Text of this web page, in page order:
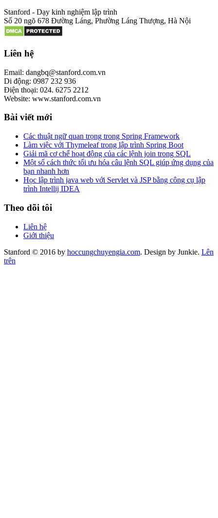
Stanford - Dạy kinh nghiệm lập trình
Số 20 ngõ 678 Đường Láng, Phường Láng Thượng, Hà Nội
Liên hệ
Email: dangbq@stanford.com.vn
Di động: 0987 232 936
Điện thoại: 024. 6275 2212
Website: www.stanford.com.vn
Bài viết mới
Các thuật ngữ quan trọng trong Spring Framework
Làm việc với Thymeleaf trong lập trình Spring Boot
Giải mã cơ chế hoạt động của các lệnh join trong SQL
Một số cách thức tối ưu hóa câu lệnh SQL giúp ứng dụng của
bạn nhanh hơn
Học lập trình java web với Servlet và JSP bằng công cụ lập
trình Intellij IDEA
Theo dõi tôi
Liên hệ
Giới thiệu
Stanford © 2016 by hoccungchuyengia.com. Design by Junkie. Lên
trên